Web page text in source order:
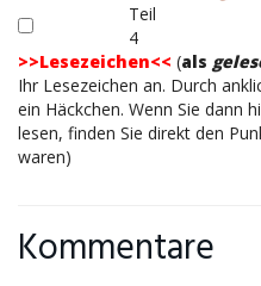
Teil
4
>>Lesezeichen<< (als
Ihr Lesezeichen an. Durch
ein Häckchen. Wenn Sie dann
lesen, finden Sie direkt den
waren)
Kommentare